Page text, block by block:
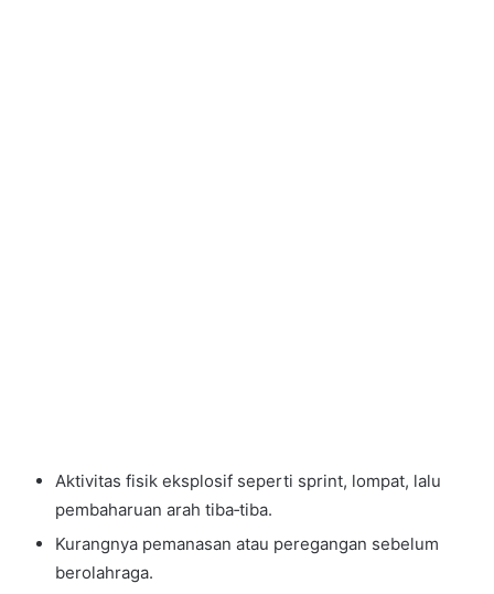
Aktivitas fisik eksplosif seperti sprint, lompat, lalu
pembaharuan arah tiba‑tiba.
Kurangnya pemanasan atau peregangan sebelum
berolahraga.